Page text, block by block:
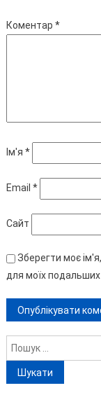
Коментар *
Ім'я *
Email *
Сайт
Зберегти моє
для моїх подальших
Пошук: